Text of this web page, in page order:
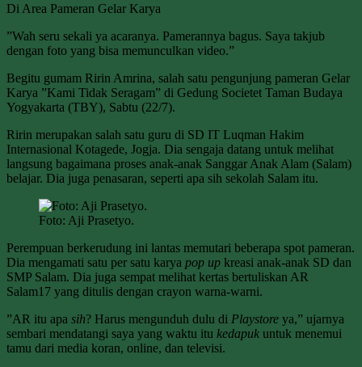
Di Area Pameran Gelar Karya
”Wah seru sekali ya acaranya. Pamerannya bagus. Saya takjub
dengan foto yang bisa memunculkan video.”
Begitu gumam Ririn Amrina, salah satu pengunjung pameran Gelar
Karya ”Kami Tidak Seragam” di Gedung Societet Taman Budaya
Yogyakarta (TBY), Sabtu (22/7).
Ririn merupakan salah satu guru di SD IT Luqman Hakim
Internasional Kotagede, Jogja. Dia sengaja datang untuk melihat
langsung bagaimana proses anak-anak Sanggar Anak Alam (Salam)
belajar. Dia juga penasaran, seperti apa sih sekolah Salam itu.
Foto: Aji Prasetyo.
Perempuan berkerudung ini lantas memutari beberapa spot pameran.
Dia mengamati satu per satu karya pop up kreasi anak-anak SD dan
SMP Salam. Dia juga sempat melihat kertas bertuliskan AR
Salam17 yang ditulis dengan crayon warna-warni.
”AR itu apa sih? Harus mengunduh dulu di Playstore ya,” ujarnya
sembari mendatangi saya yang waktu itu kedapuk untuk menemui
tamu dari media koran, online, dan televisi.